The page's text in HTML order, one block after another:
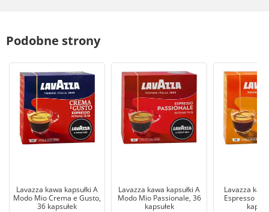
Podobne strony
Lavazza kawa kapsułki A
Modo Mio Crema e Gusto,
36 kapsułek
Lavazza kawa kapsułki A
Modo Mio Passionale, 36
kapsułek
Lavazza
Espresso